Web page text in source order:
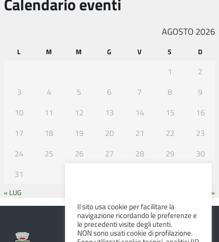
AGOSTO 2026
L M M G V S D
1
2
3
4 5 6 7 8
9
10
11 12 13 14 15
16
17
18 19 20 21 22
23
24
25 26 27 28 29
30
31
« LUG
SET »
Il sito usa cookie per facilitare la
navigazione ricordando le preferenze e
le precedenti visite degli utenti.
NON sono usati cookie di profilazione.